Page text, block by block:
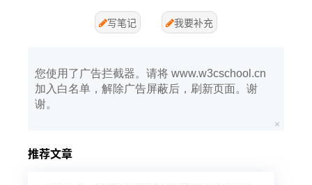
写笔记 我要补充
您使用了广告拦截器。请将 www.w3cschool.cn
加入白名单，解除广告屏蔽后，刷新页面。谢
谢。
推荐文章